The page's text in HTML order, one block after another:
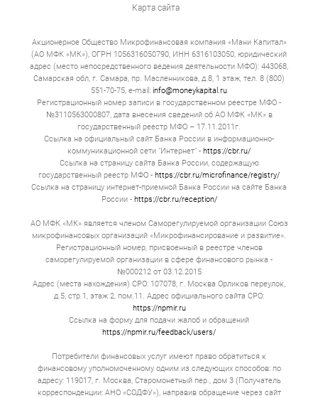
Карта сайта
Акционерное Общество Микрофинансовая компания «Мани Капитал»
(АО МФК «МК»), ОГРН 1056316050790, ИНН 6316103050, юридический
адрес (место непосредственного ведения деятельности МФО): 443068,
Самарская обл, г. Самара, пр. Масленникова, д.8, 1 этаж, тел. 8 (800)
551-70-75, e-mail: info@moneykapital.ru
Регистрационный номер записи в государственном реестре МФО -
№3110563000807, дата внесения сведений об АО МФК «МК» в
государственный реестр МФО – 17.11.2011г.
Ссылка на официальный сайт Банка России в информационно-
коммуникационной сети "Интернет" - https://cbr.ru/
Ссылка на страницу сайта Банка России, содержащую
государственный реестр МФО - https://cbr.ru/microfinance/registry/
Ссылка на страницу интернет-приемной Банка России на сайте Банка
России - https://cbr.ru/reception/
АО МФК «МК» является членом Саморегулируемой организации Союз
микрофинансовых организаций «Микрофинансирование и развитие».
Регистрационный номер, присвоенный в реестре членов
саморегулируемой организации в сфере финансового рынка -
№000212 от 03.12.2015
Адрес (места нахождения) СРО: 107078, г. Москва Орликов переулок,
д.5, стр.1, этаж 2, пом.11. Адрес официального сайта СРО:
https://npmir.ru
Ссылка на форму для подачи жалоб и обращений
https://npmir.ru/feedback/users/
Потребители финансовых услуг имеют право обратиться к
финансовому уполномоченному одним из следующих способов: по
адресу: 119017, г. Москва, Старомонетный пер., дом 3 (Получатель
корреспонденции: АНО «СОДФУ»), направив обращение через сайт